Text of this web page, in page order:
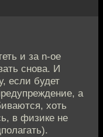
и за n-ое
снова. И
если будет
а
хоть
в физике не